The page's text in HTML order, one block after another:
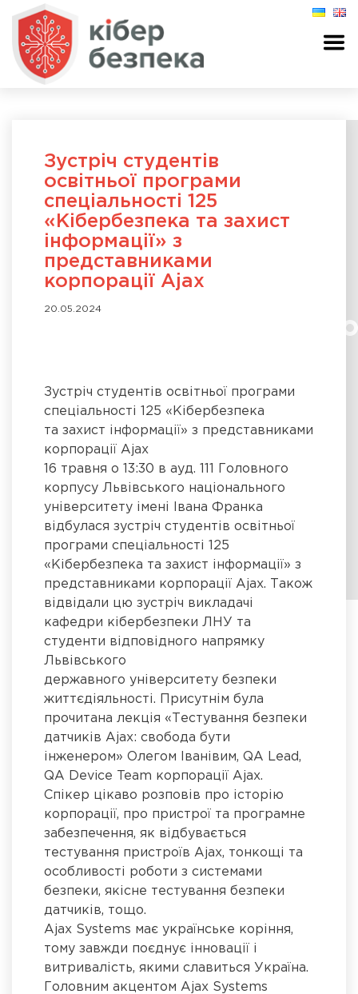
Зустріч студентів
освітньої програми
спеціальності 125
«Кібербезпека та захист
інформації» з
представниками
корпорації Ajax
20.05.2024
Зустріч студентів освітньої програми
спеціальності 125 «Кібербезпека
та захист інформації» з представниками
корпорації Ajax
16 травня о 13:30 в ауд. 111 Головного
корпусу Львівського національного
університету імені Івана Франка
відбулася зустріч студентів освітньої
програми спеціальності 125
«Кібербезпека та захист інформації» з
представниками корпорації Ajax. Також
відвідали цю зустріч викладачі
кафедри кібербезпеки ЛНУ та
студенти відповідного напрямку
Львівського
державного університету безпеки
життєдіяльності. Присутнім була
прочитана лекція «Тестування безпеки
датчиків Ajax: свобода бути
інженером» Олегом Іванівим, QA Lead,
QA Device Team корпорації Ajax.
Спікер цікаво розповів про історію
корпорації, про пристрої та програмне
забезпечення, як відбувається
тестування пристроїв Ajax, тонкощі та
особливості роботи з системами
безпеки, якісне тестування безпеки
датчиків, тощо.
Ajax Systems має українське коріння,
тому завжди поєднує інновації і
витривалість, якими славиться Україна.
Головним акцентом Ajax Systems